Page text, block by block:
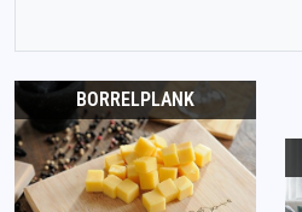
BORRELPLANK